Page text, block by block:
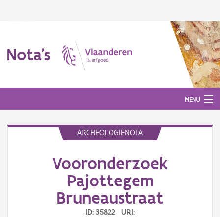
Nota's
MENU
ARCHEOLOGIENOTA
Vooronderzoek
Pajottegem
Bruneaustraat
ID: 35822 URI: